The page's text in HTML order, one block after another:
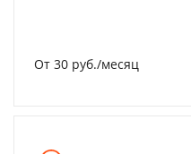
От 30 руб./месяц